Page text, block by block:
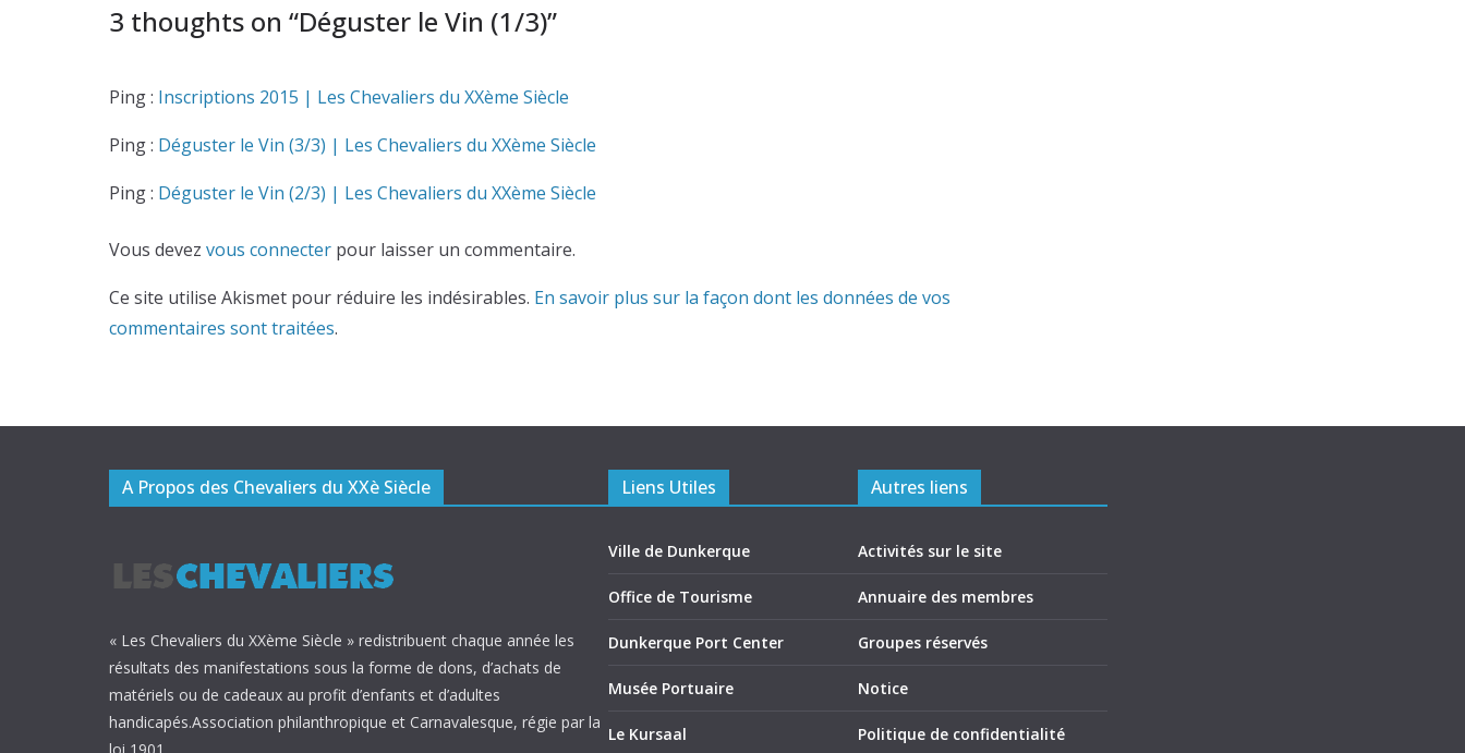
3 thoughts on “Déguster le Vin (1/3)”
Ping : Inscriptions 2015 | Les Chevaliers du XXème Siècle
Ping : Déguster le Vin (3/3) | Les Chevaliers du XXème Siècle
Ping : Déguster le Vin (2/3) | Les Chevaliers du XXème Siècle
Vous devez vous connecterpour laisser un commentaire.
Ce site utilise Akismet pour réduire les indésirables. En savoir plus sur la façon dont les données de vos
commentaires sont traitées.
A Propos des Chevaliers du XXè Siècle
« Les Chevaliers du XXème Siècle » redistribuent chaque année les
résultats des manifestations sous la forme de dons, d’achats de
matériels ou de cadeaux au profit d’enfants et d’adultes
handicapés.Association philanthropique et Carnavalesque, régie par la
Liens Utiles
Ville de Dunkerque
Office de Tourisme
Dunkerque Port Center
Musée Portuaire
Le Kursaal
Autres liens
Activités sur le site
Annuaire des membres
Groupes réservés
Notice
Politique de confidentialité